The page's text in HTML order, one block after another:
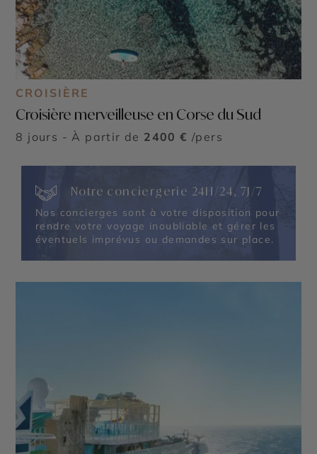
CROISIÈRE
Croisière merveilleuse en Corse du Sud
8 jours - À partir de 2400 € /pers
Notre conciergerie 24H/24, 7J/7
Nos concierges sont à votre disposition pour
rendre votre voyage inoubliable et gérer les
éventuels imprévus ou demandes sur place.